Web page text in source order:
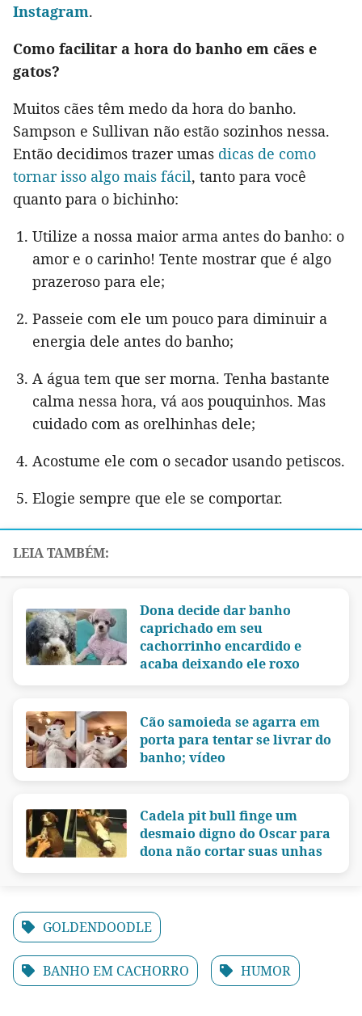
Instagram.
Como facilitar a hora do banho em cães e
gatos?
Muitos cães têm medo da hora do banho.
Sampson e Sullivan não estão sozinhos nessa.
Então decidimos trazer umas dicas de como
tornar isso algo mais fácil, tanto para você
quanto para o bichinho:
Utilize a nossa maior arma antes do banho: o
amor e o carinho! Tente mostrar que é algo
prazeroso para ele;
Passeie com ele um pouco para diminuir a
energia dele antes do banho;
A água tem que ser morna. Tenha bastante
calma nessa hora, vá aos pouquinhos. Mas
cuidado com as orelhinhas dele;
Acostume ele com o secador usando petiscos.
Elogie sempre que ele se comportar.
Dona decide dar banho
caprichado em seu
cachorrinho encardido e
acaba deixando ele roxo
Cão samoieda se agarra em
porta para tentar se livrar do
banho; vídeo
Cadela pit bull finge um
desmaio digno do Oscar para
dona não cortar suas unhas
GOLDENDOODLE
BANHO EM CACHORRO HUMOR